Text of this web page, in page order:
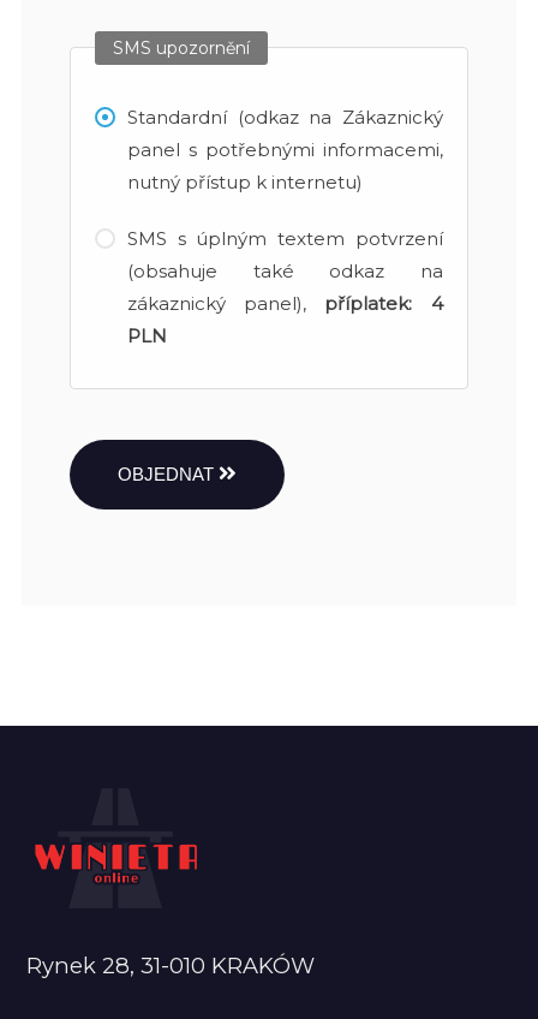
SMS upozornění
Standardní (odkaz na Zákaznický
panel s potřebnými informacemi,
nutný přístup k internetu)
SMS s úplným textem potvrzení
(obsahuje také odkaz na
zákaznický panel), příplatek: 4
PLN
OBJEDNAT
Rynek 28, 31-010 KRAKÓW